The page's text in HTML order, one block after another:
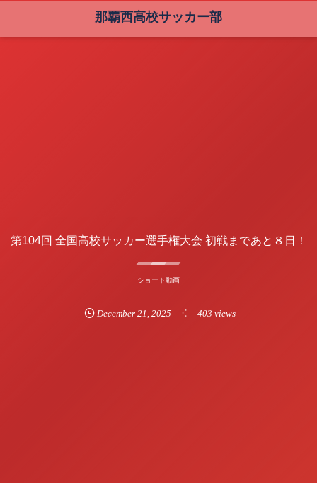
那覇西高校サッカー部
第104回 全国高校サッカー選手権大会 初戦まであと８日！
ショート動画
December 21 2025 403 views